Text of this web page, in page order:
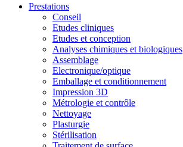
Prestations
Conseil
Etudes cliniques
Etudes et conception
Analyses chimiques et biologiques
Assemblage
Electronique/optique
Emballage et conditionnement
Impression 3D
Métrologie et contrôle
Nettoyage
Plasturgie
Stérilisation